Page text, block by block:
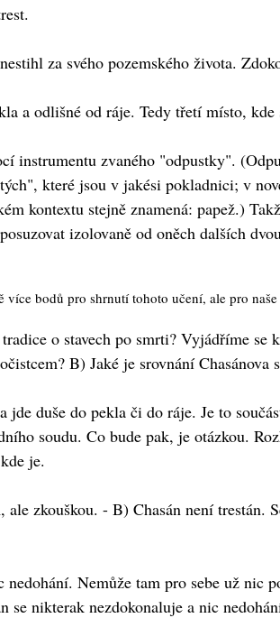
za svého pozemského života.
a odlišné od ráje. Tedy třetí místo, kde
instrumentu zvaného "odpustky".
které jsou v jakési pokladnici; v
kontextu stejně znamená: papež.)
izolovaně od oněch dalších
více bodů pro shrnutí tohoto učení, ale pro
o stavech po smrti? Vyjádříme
B) Jaké je srovnání Chasánova
jde duše do pekla či do ráje. Je to
soudu. Co bude pak, je otázkou.
je.
zkouškou. - B) Chasán není
Nemůže tam pro sebe už nic
se nikterak nezdokonaluje a nic